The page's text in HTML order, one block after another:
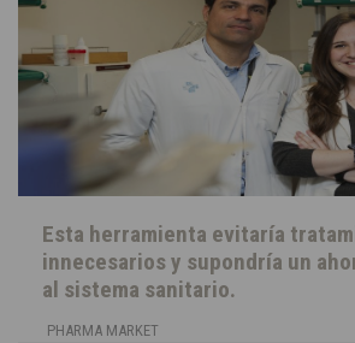
Esta herramienta evitaría
innecesarios y supondría un
al sistema sanitario.
PHARMA MARKET